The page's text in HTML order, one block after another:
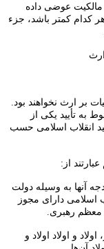
عوضی داده
کدام کمتر باشد، جزء
بر ارث نخواهند بود.
به تأیید یکی از
انقلاب اسلامی حسب
آنها به وسیله دولت
اسلامی دارای مجوز
رهبری.
و اولاد اولاد و